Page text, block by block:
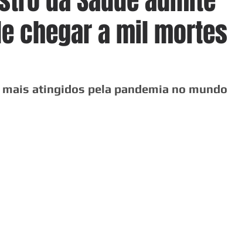
chegar a mil mortes
atingidos pela pandemia no mundo